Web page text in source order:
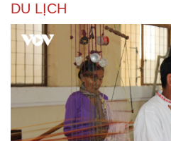
DU LỊCH